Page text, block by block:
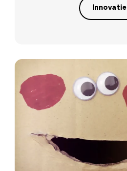
Innovatie